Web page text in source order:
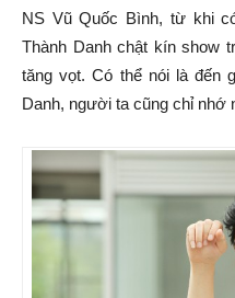
NS Vũ Quốc Bình, từ khi
Thành Danh chật kín show
tăng vọt. Có thể nói là đến
Danh, người ta cũng chỉ nhớ